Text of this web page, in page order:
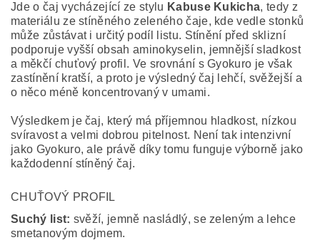
Jde o čaj vycházející ze stylu Kabuse Kukicha, tedy z
materiálu ze stíněného zeleného čaje, kde vedle stonků
může zůstávat i určitý podíl listu. Stínění před sklizní
podporuje vyšší obsah aminokyselin, jemnější sladkost
a měkčí chuťový profil. Ve srovnání s Gyokuro je však
zastínění kratší, a proto je výsledný čaj lehčí, svěžejší a
o něco méně koncentrovaný v umami.
Výsledkem je čaj, který má příjemnou hladkost, nízkou
svíravost a velmi dobrou pitelnost. Není tak intenzivní
jako Gyokuro, ale právě díky tomu funguje výborně jako
každodenní stíněný čaj.
CHUŤOVÝ PROFIL
Suchý list: svěží, jemně nasládlý, se zeleným a lehce
smetanovým dojmem.